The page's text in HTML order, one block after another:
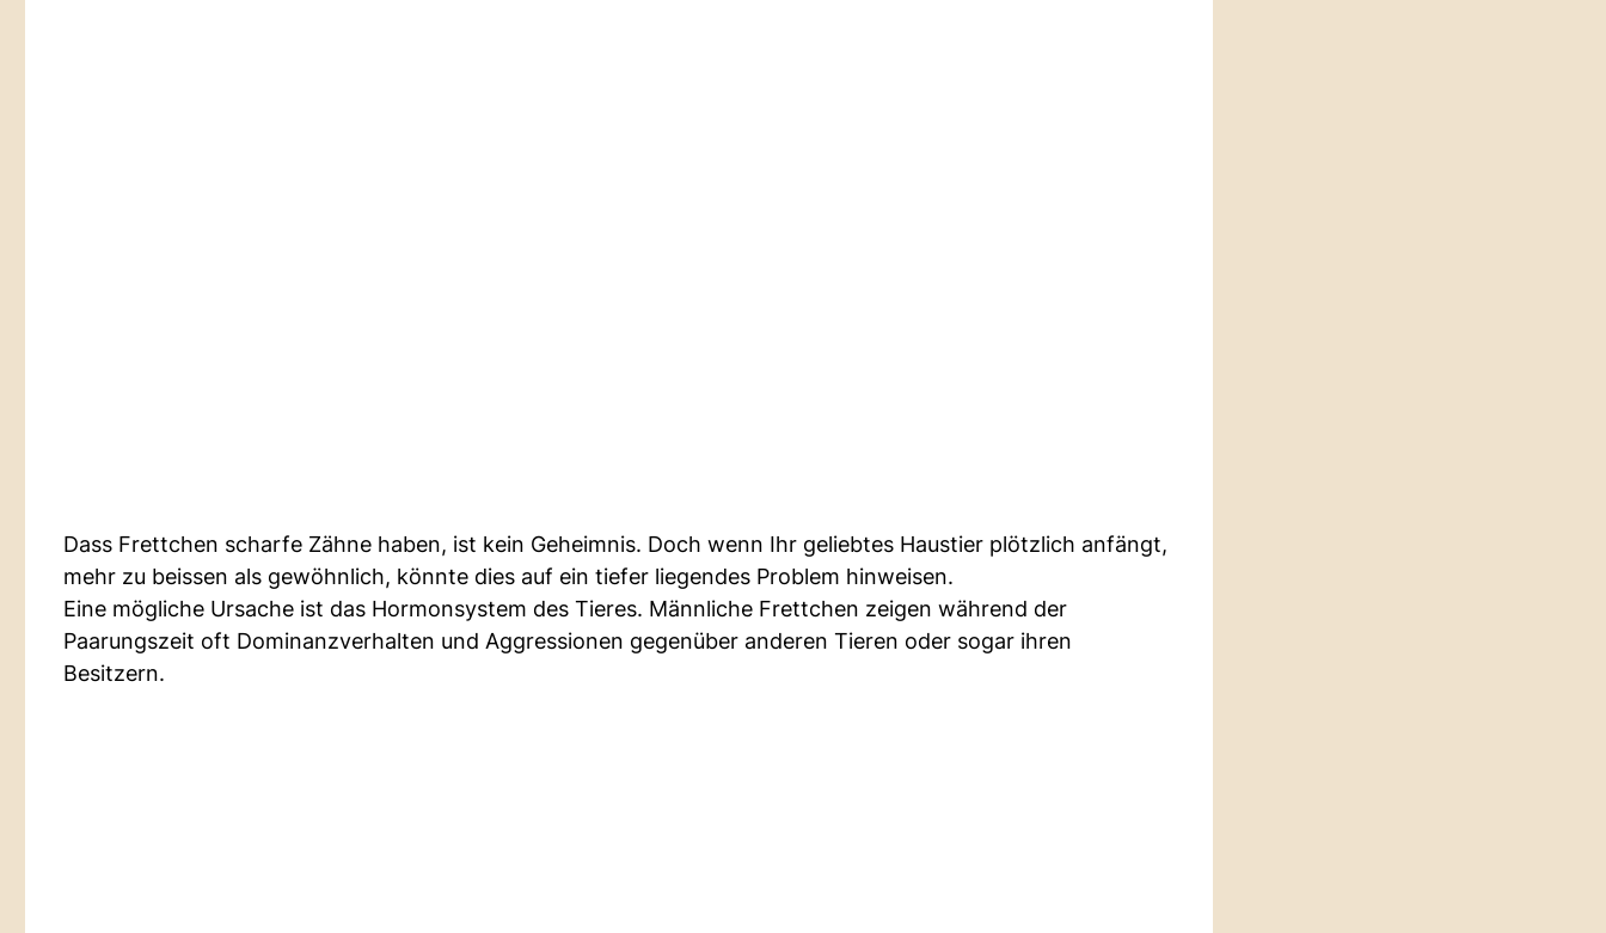
Dass Frettchen scharfe Zähne haben, ist kein Geheimnis. Doch wenn Ihr geliebtes Haustier plötzlich anfängt,
mehr zu beissen als gewöhnlich, könnte dies auf ein tiefer liegendes Problem hinweisen.
Eine mögliche Ursache ist das Hormonsystem des Tieres. Männliche Frettchen zeigen während der
Paarungszeit oft Dominanzverhalten und Aggressionen gegenüber anderen Tieren oder sogar ihren
Besitzern.